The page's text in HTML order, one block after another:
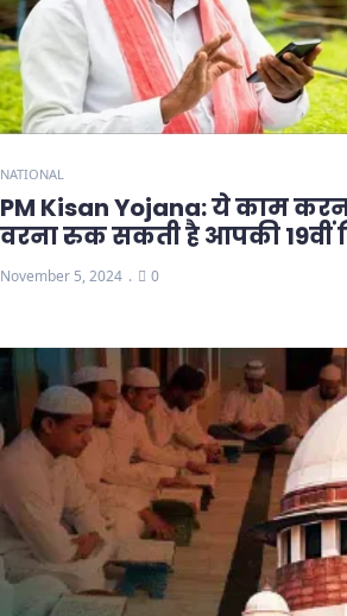
NATIONAL
PM Kisan Yojana: ये काम
वरना रुक सकती है आपकी 19वीं
November 5, 2024 0